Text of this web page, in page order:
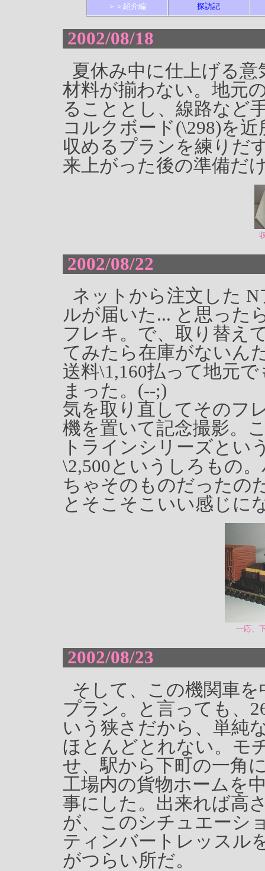
＞＞紹介編 探訪記
2002/08/18
夏休み中に仕上げる
材料が揃わない。地元
ることとし、線路など
コルクボード(\298)を
収めるプランを練りだ
来上がった後の準備だ
2002/08/22
ネットから注文した
ルが届いた... と思った
フレキ。で、取り替え
てみたら在庫がないん
送料\1,160払って地元
まった。(--;)
気を取り直してそのフ
機を置いて記念撮影。
トラインシリーズとい
\2,500というしろもの
ちゃそのものだったの
とそこそこいい感じに
一応、
2002/08/23
そして、この機関車
プラン。と言っても、
いう狭さだから、単純
ほとんどとれない。モ
せ、駅から下町の一角
工場内の貨物ホームを
事にした。出来れば高
が、このシチュエーシ
ティンバートレッスル
がつらい所だ。